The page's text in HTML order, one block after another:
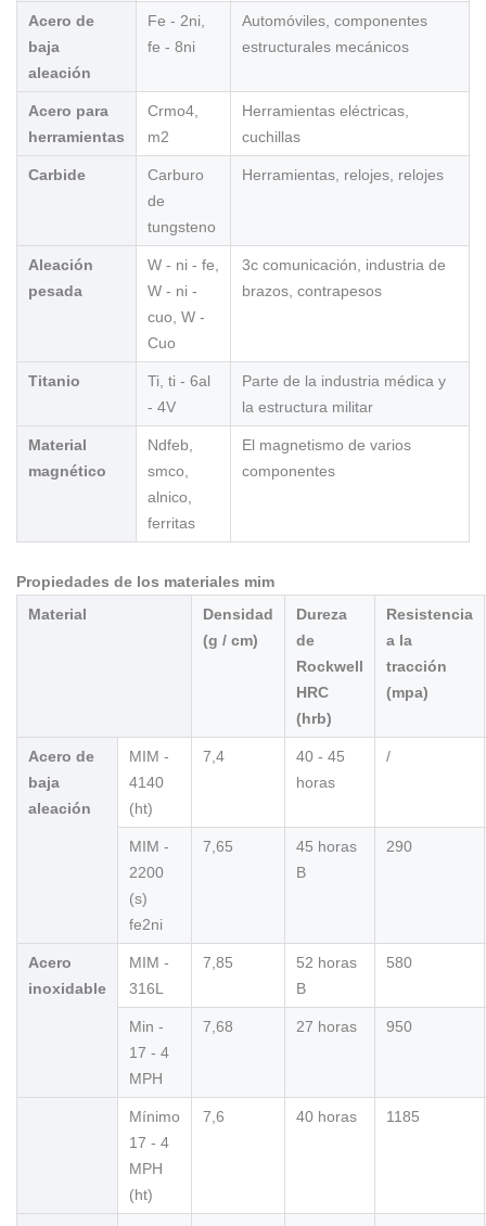
Acero de
baja
aleación
Fe - 2ni,
fe - 8ni
Automóviles, componentes
estructurales mecánicos
Acero para
herramientas
Crmo4,
m2
Herramientas eléctricas,
cuchillas
Carbide
Carburo
de
tungsteno
Herramientas, relojes, relojes
Aleación
pesada
W - ni - fe,
W - ni -
cuo, W -
Cuo
3c comunicación, industria de
brazos, contrapesos
Titanio
Ti, ti - 6al
- 4V
Parte de la industria médica y
la estructura militar
Material
magnético
Ndfeb,
smco,
alnico,
ferritas
El magnetismo de varios
componentes
Propiedades de los materiales mim
Material
Densidad
(g / cm)
Dureza
de
Rockwell
HRC
(hrb)
Resistencia
a la
tracción
(mpa)
Acero de
baja
aleación
MIM -
4140
(ht)
7,4
40 - 45
horas
/
MIM -
2200
(s)
fe2ni
7,65
45 horas
B
290
Acero
inoxidable
MIM -
316L
7,85
52 horas
B
580
Min -
17 - 4
MPH
7,68 27 horas 950
Mínimo
17 - 4
MPH
(ht)
7,6 40 horas 1185